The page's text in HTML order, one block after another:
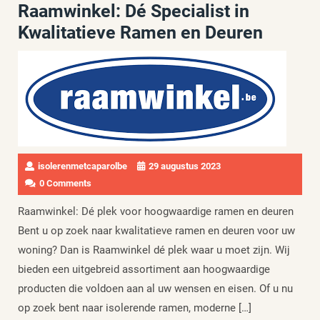
Raamwinkel: Dé Specialist in
Kwalitatieve Ramen en Deuren
isolerenmetcaparolbe
29 augustus 2023
0 Comments
Raamwinkel: Dé plek voor hoogwaardige ramen en deuren
Bent u op zoek naar kwalitatieve ramen en deuren voor uw
woning? Dan is Raamwinkel dé plek waar u moet zijn. Wij
bieden een uitgebreid assortiment aan hoogwaardige
producten die voldoen aan al uw wensen en eisen. Of u nu
op zoek bent naar isolerende ramen, moderne […]